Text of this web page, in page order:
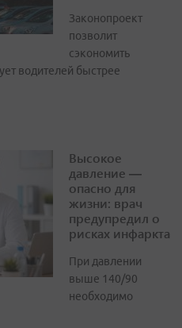
Законопроект
позволит
сэкономить
водителей быстрее
Высокое
давление —
опасно для
жизни: врач
предупредил о
рисках инфаркта
При давлении
выше 140/90
необходимо